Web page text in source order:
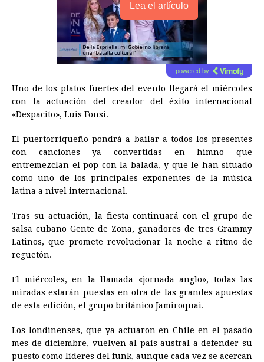
Lea el artículo
powered by
Uno de los platos fuertes del evento llegará el miércoles
con la actuación del creador del éxito internacional
«Despacito», Luis Fonsi.
El puertorriqueño pondrá a bailar a todos los presentes
con canciones ya convertidas en himno que
entremezclan el pop con la balada, y que le han situado
como uno de los principales exponentes de la música
latina a nivel internacional.
Tras su actuación, la fiesta continuará con el grupo de
salsa cubano Gente de Zona, ganadores de tres Grammy
Latinos, que promete revolucionar la noche a ritmo de
reguetón.
El miércoles, en la llamada «jornada anglo», todas las
miradas estarán puestas en otra de las grandes apuestas
de esta edición, el grupo británico Jamiroquai.
Los londinenses, que ya actuaron en Chile en el pasado
mes de diciembre, vuelven al país austral a defender su
puesto como líderes del funk, aunque cada vez se acercan